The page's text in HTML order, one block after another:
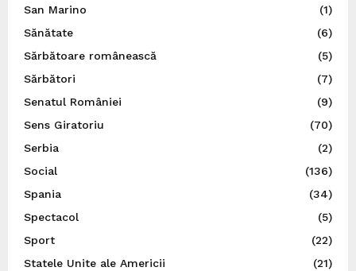
San Marino
(1)
Sănătate
(6)
Sărbătoare românească
(5)
Sărbători
(7)
Senatul României
(9)
Sens Giratoriu
(70)
Serbia
(2)
Social
(136)
Spania
(34)
Spectacol
(5)
Sport
(22)
Statele Unite ale Americii
(21)